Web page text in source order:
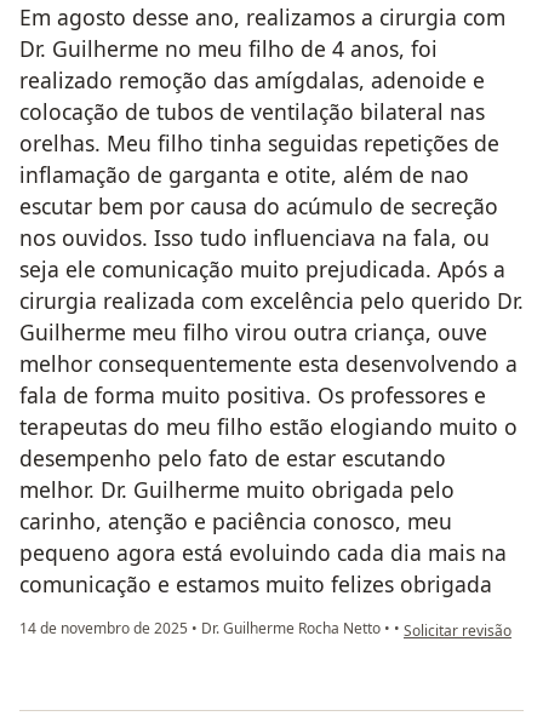
Em agosto desse ano, realizamos a cirurgia com
Dr. Guilherme no meu filho de 4 anos, foi
realizado remoção das amígdalas, adenoide e
colocação de tubos de ventilação bilateral nas
orelhas. Meu filho tinha seguidas repetições de
inflamação de garganta e otite, além de nao
escutar bem por causa do acúmulo de secreção
nos ouvidos. Isso tudo influenciava na fala, ou
seja ele comunicação muito prejudicada. Após a
cirurgia realizada com excelência pelo querido Dr.
Guilherme meu filho virou outra criança, ouve
melhor consequentemente esta desenvolvendo a
fala de forma muito positiva. Os professores e
terapeutas do meu filho estão elogiando muito o
desempenho pelo fato de estar escutando
melhor. Dr. Guilherme muito obrigada pelo
carinho, atenção e paciência conosco, meu
pequeno agora está evoluindo cada dia mais na
comunicação e estamos muito felizes obrigada
14 de novembro de 2025 • Dr. Guilherme Rocha Netto • • na opinião do
Solicitar revisão